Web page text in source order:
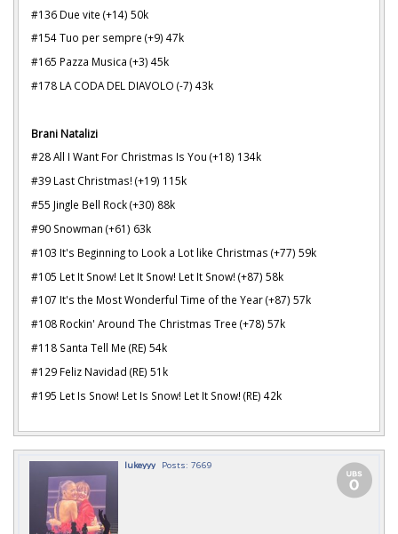
#136 Due vite (+14) 50k
#154 Tuo per sempre (+9) 47k
#165 Pazza Musica (+3) 45k
#178 LA CODA DEL DIAVOLO (-7) 43k
Brani Natalizi
#28 All I Want For Christmas Is You (+18) 134k
#39 Last Christmas! (+19) 115k
#55 Jingle Bell Rock (+30) 88k
#90 Snowman (+61) 63k
#103 It's Beginning to Look a Lot like Christmas (+77) 59k
#105 Let It Snow! Let It Snow! Let It Snow! (+87) 58k
#107 It's the Most Wonderful Time of the Year (+87) 57k
#108 Rockin' Around The Christmas Tree (+78) 57k
#118 Santa Tell Me (RE) 54k
#129 Feliz Navidad (RE) 51k
#195 Let Is Snow! Let Is Snow! Let It Snow! (RE) 42k
lukeyyy Posts: 7669